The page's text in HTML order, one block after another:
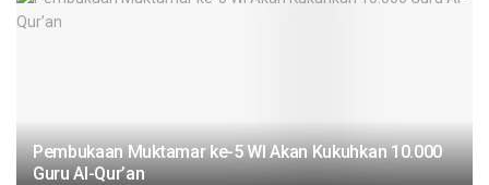
Pembukaan Muktamar ke-5 WI Akan Kukuhkan 10.000
Guru Al-Qur’an